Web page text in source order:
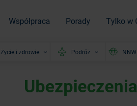
Współpraca Porady Tylko w
Życie i zdrowie Podróż